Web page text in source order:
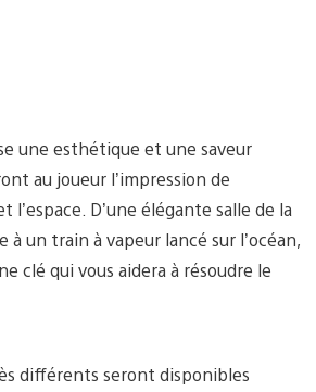
une esthétique et une saveur
au joueur l’impression de
l’espace. D’une élégante salle de la
à un train à vapeur lancé sur l’océan,
clé qui vous aidera à résoudre le
différents seront disponibles